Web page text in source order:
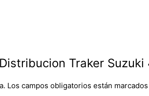
Traker
Los campos obligatorios están